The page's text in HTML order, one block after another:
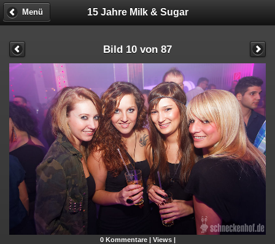
15 Jahre Milk & Sugar
Menü
Bild 10 von 87
0Kommentare | Views |